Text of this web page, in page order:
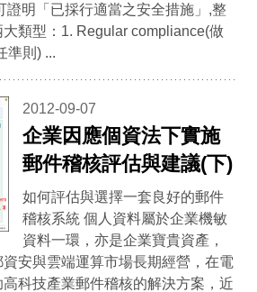
證明「已採行適當之安全措施」,整
類型：1. Regular compliance(做
準則) ...
2012-09-07
企業因應個資法下實施
郵件稽核評估與建議(下)
如何評估與選擇一套良好的郵件
稽核系統 個人資料屬於企業機敏
資料一環，亦是企業寶貴資產，
安與雲端運算市場長期經營，在電
科技產業郵件稽核的解決方案，近